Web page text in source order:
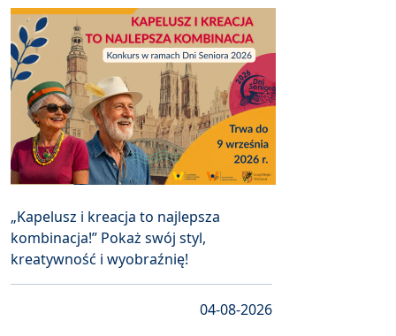
„Kapelusz i kreacja to najlepsza
kombinacja!” Pokaż swój styl,
kreatywność i wyobraźnię!
04-08-2026